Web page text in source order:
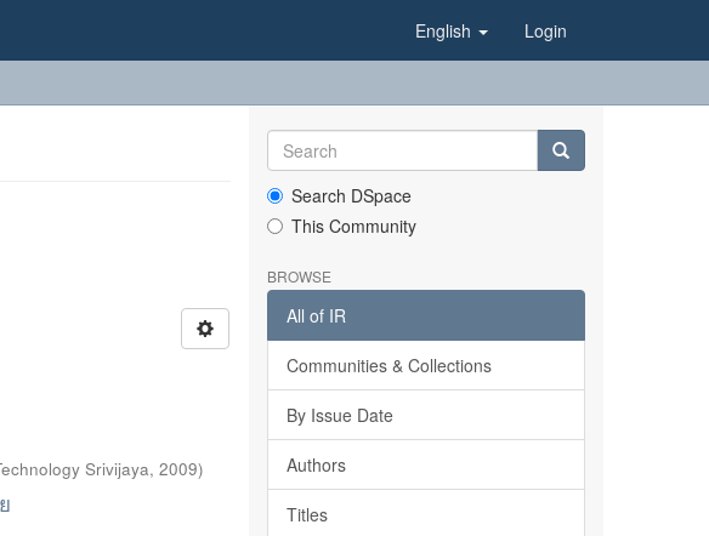
English Login
Srivijaya, 2009)
Search DSpace
This Community
BROWSE
All of IR
Communities & Collections
By Issue Date
Authors
Titles